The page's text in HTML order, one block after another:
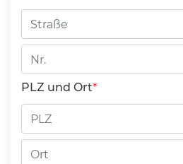
Straße
Hausnummer
PLZ und Ort
PLZ
Ort